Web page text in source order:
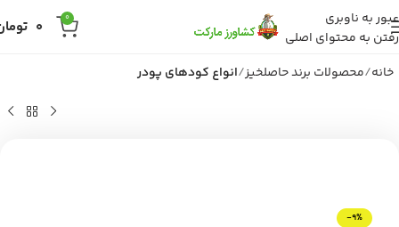
عبور به ناوبری
رفتن به محتوای اصلی
0
0
خانه محصولات برند حاصلخیز انواع کودهای پودر
-9%